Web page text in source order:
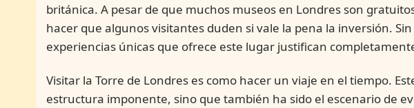
británica. A pesar de que muchos museos en Londres son
hacer que algunos visitantes duden si vale la pena la inversión.
experiencias únicas que ofrece este lugar justifican
Visitar la Torre de Londres es como hacer un viaje en el tiempo.
estructura imponente, sino que también ha sido el escenario de